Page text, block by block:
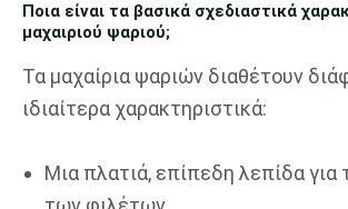
Ποια είναι τα βασικά σχεδιαστικά
μαχαιριού ψαριού;
Τα μαχαίρια ψαριών διαθέτουν
ιδιαίτερα χαρακτηριστικά:
Μια πλατιά, επίπεδη λεπίδα